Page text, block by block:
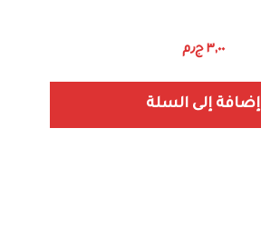
٣,٠٠ ج٫م
إضافة إلى السلة